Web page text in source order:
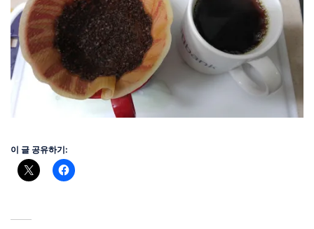
이 글 공유하기: